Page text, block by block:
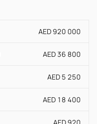
AED 920 000
AED 36 800
AED 5 250
AED 18 400